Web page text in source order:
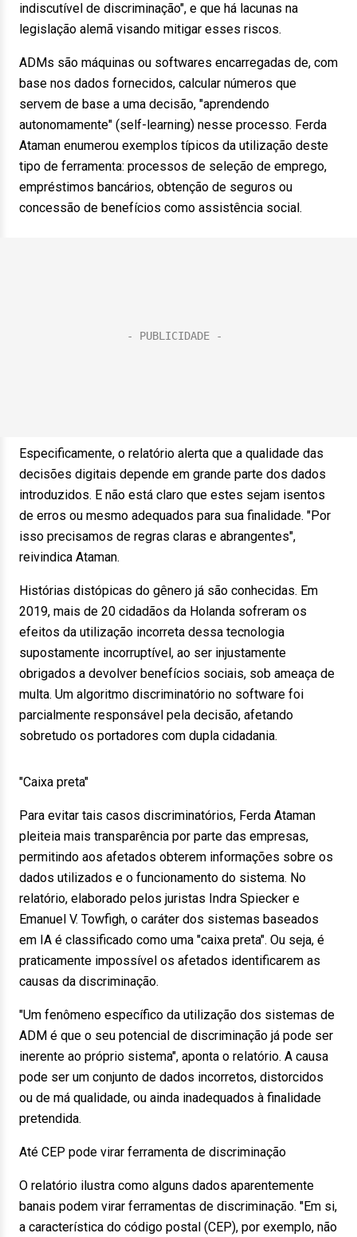
indiscutível de discriminação", e que há lacunas na
legislação alemã visando mitigar esses riscos.
ADMs são máquinas ou softwares encarregadas de, com
base nos dados fornecidos, calcular números que
servem de base a uma decisão, "aprendendo
autonomamente" (self-learning) nesse processo. Ferda
Ataman enumerou exemplos típicos da utilização deste
tipo de ferramenta: processos de seleção de emprego,
empréstimos bancários, obtenção de seguros ou
concessão de benefícios como assistência social.
Especificamente, o relatório alerta que a qualidade das
decisões digitais depende em grande parte dos dados
introduzidos. E não está claro que estes sejam isentos
de erros ou mesmo adequados para sua finalidade. "Por
isso precisamos de regras claras e abrangentes",
reivindica Ataman.
Histórias distópicas do gênero já são conhecidas. Em
2019, mais de 20 cidadãos da Holanda sofreram os
efeitos da utilização incorreta dessa tecnologia
supostamente incorruptível, ao ser injustamente
obrigados a devolver benefícios sociais, sob ameaça de
multa. Um algoritmo discriminatório no software foi
parcialmente responsável pela decisão, afetando
sobretudo os portadores com dupla cidadania.
"Caixa preta"
Para evitar tais casos discriminatórios, Ferda Ataman
pleiteia mais transparência por parte das empresas,
permitindo aos afetados obterem informações sobre os
dados utilizados e o funcionamento do sistema. No
relatório, elaborado pelos juristas Indra Spiecker e
Emanuel V. Towfigh, o caráter dos sistemas baseados
em IA é classificado como uma "caixa preta". Ou seja, é
praticamente impossível os afetados identificarem as
causas da discriminação.
"Um fenômeno específico da utilização dos sistemas de
ADM é que o seu potencial de discriminação já pode ser
inerente ao próprio sistema", aponta o relatório. A causa
pode ser um conjunto de dados incorretos, distorcidos
ou de má qualidade, ou ainda inadequados à finalidade
pretendida.
Até CEP pode virar ferramenta de discriminação
O relatório ilustra como alguns dados aparentemente
banais podem virar ferramentas de discriminação. "Em si,
a característica do código postal (CEP), por exemplo, não